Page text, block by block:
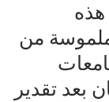
ملموسة من
بعد تقدير